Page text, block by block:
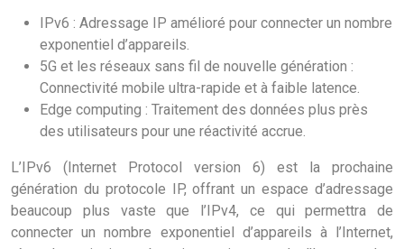
IPv6 : Adressage IP amélioré pour connecter un nombre
exponentiel d’appareils.
5G et les réseaux sans fil de nouvelle génération :
Connectivité mobile ultra-rapide et à faible latence.
Edge computing : Traitement des données plus près
des utilisateurs pour une réactivité accrue.
L’IPv6 (Internet Protocol version 6) est la prochaine
génération du protocole IP, offrant un espace d’adressage
beaucoup plus vaste que l’IPv4, ce qui permettra de
connecter un nombre exponentiel d’appareils à l’Internet,